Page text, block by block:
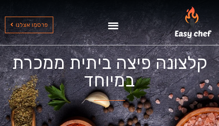
פרסמו אצלנו
קלצונה פיצה ביתית ממכרת
במיוחד